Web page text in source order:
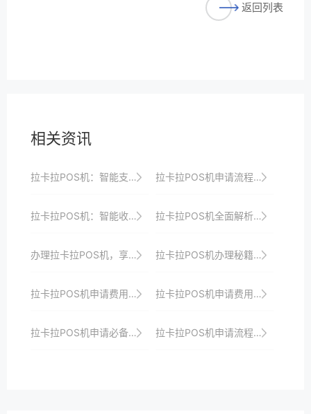
返回列表
相关资讯
拉卡拉POS机：智能支付，创造新商机 拉卡拉POS机申请流程：线上申请的优势
拉卡拉POS机：智能收银，提升商家竞争力 拉卡拉POS机全面解析：让支付更便捷
办理拉卡拉POS机，享受专业高效的收银服务，提升顾客满意度与忠诚度 拉卡拉POS机办理秘籍：快速通道与优惠政策一网打尽
拉卡拉POS机申请费用及优惠政策全攻略 拉卡拉POS机申请费用及优惠政策对比
拉卡拉POS机申请必备知识：了解这些技巧更省心省力 拉卡拉POS机申请流程及使用体验全解析